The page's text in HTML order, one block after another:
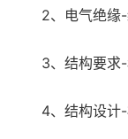
2、电气绝缘-
3、结构要求-
4、结构设计-